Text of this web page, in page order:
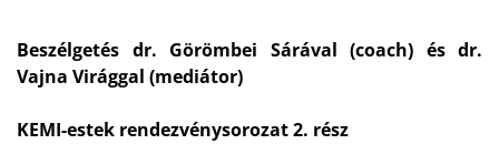
Beszélgetés dr. Görömbei Sárával (coach) és dr.
Vajna Virággal (mediátor)
KEMI-estek rendezvénysorozat 2. rész